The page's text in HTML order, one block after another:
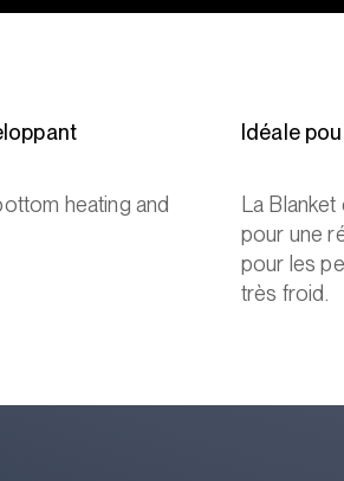
heating and
Idéale
La
pour une
pour les
très froid.